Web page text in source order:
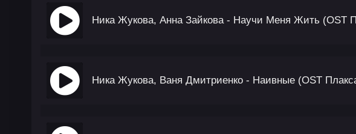
Ника Жукова, Анна Зайкова - Научи Меня Жить (OST
Ника Жукова, Ваня Дмитриенко - Наивные (OST